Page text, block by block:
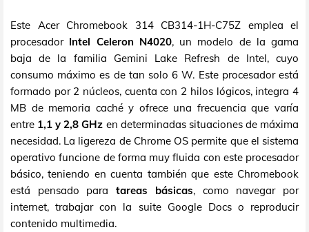
Este Acer Chromebook 314 CB314-1H-C75Z emplea el
procesador Intel Celeron N4020, un modelo de la gama
baja de la familia Gemini Lake Refresh de Intel, cuyo
consumo máximo es de tan solo 6 W. Este procesador está
formado por 2 núcleos, cuenta con 2 hilos lógicos, integra 4
MB de memoria caché y ofrece una frecuencia que varía
entre 1,1 y 2,8 GHz en determinadas situaciones de máxima
necesidad. La ligereza de Chrome OS permite que el sistema
operativo funcione de forma muy fluida con este procesador
básico, teniendo en cuenta también que este Chromebook
está pensado paratareas básicas, como navegar por
internet, trabajar con la suite Google Docs o reproducir
contenido multimedia.